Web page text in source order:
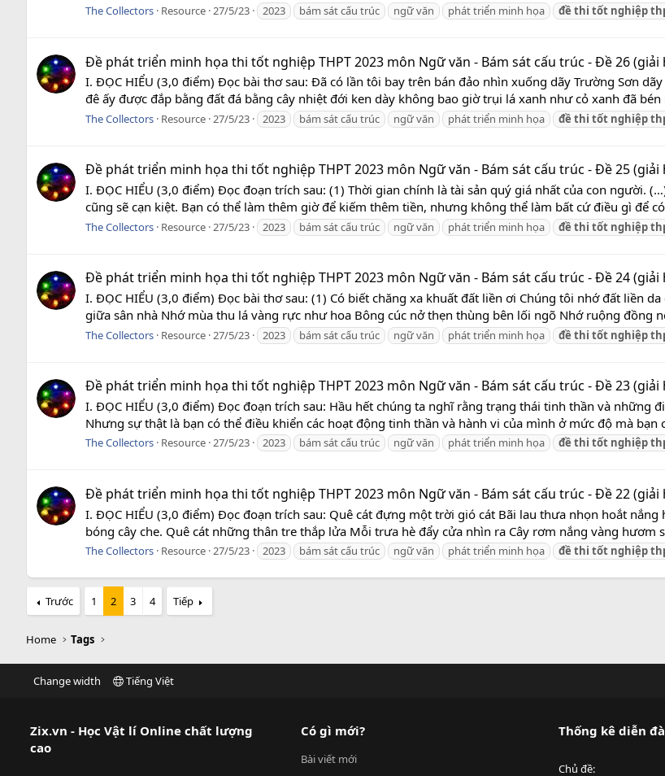
The Collectors Resource 27/5/23 2023 bám sát cấu trúc ngữ văn phát triển minh họa đề thi tốt nghiệp
Đề phát triển minh họa thi tốt nghiệp THPT 2023 môn Ngữ văn - Bám sát cấu trúc - Đề 26 (giải
I. ĐỌC HIỂU (3,0 điểm) Đọc bài thơ sau: Đã có lần tôi bay trên bán đảo nhìn xuống dãy Trường Sơn
đê ấy được đắp bằng đất đá bằng cây nhiệt đới ken dày không bao giờ trụi lá xanh như cỏ xanh đã
The Collectors Resource 27/5/23 2023 bám sát cấu trúc ngữ văn phát triển minh họa đề thi tốt nghiệp
Đề phát triển minh họa thi tốt nghiệp THPT 2023 môn Ngữ văn - Bám sát cấu trúc - Đề 25 (giải
I. ĐỌC HIỂU (3,0 điểm) Đọc đoạn trích sau: (1) Thời gian chính là tài sản quý giá nhất của con người.
cũng sẽ cạn kiệt. Bạn có thể làm thêm giờ để kiếm thêm tiền, nhưng không thể làm bất cứ điều gì để
The Collectors Resource 27/5/23 2023 bám sát cấu trúc ngữ văn phát triển minh họa đề thi tốt nghiệp
Đề phát triển minh họa thi tốt nghiệp THPT 2023 môn Ngữ văn - Bám sát cấu trúc - Đề 24 (giải
I. ĐỌC HIỂU (3,0 điểm) Đọc bài thơ sau: (1) Có biết chăng xa khuất đất liền ơi Chúng tôi nhớ đất liền
giữa sân nhà Nhớ mùa thu lá vàng rực như hoa Bông cúc nở thẹn thùng bên lối ngõ Nhớ ruộng đồng
The Collectors Resource 27/5/23 2023 bám sát cấu trúc ngữ văn phát triển minh họa đề thi tốt nghiệp
Đề phát triển minh họa thi tốt nghiệp THPT 2023 môn Ngữ văn - Bám sát cấu trúc - Đề 23 (giải
I. ĐỌC HIỂU (3,0 điểm) Đọc đoạn trích sau: Hầu hết chúng ta nghĩ rằng trạng thái tinh thần và
Nhưng sự thật là bạn có thể điều khiển các hoạt động tinh thần và hành vi của mình ở mức độ mà
The Collectors Resource 27/5/23 2023 bám sát cấu trúc ngữ văn phát triển minh họa đề thi tốt nghiệp
Đề phát triển minh họa thi tốt nghiệp THPT 2023 môn Ngữ văn - Bám sát cấu trúc - Đề 22 (giải
I. ĐỌC HIỂU (3,0 điểm) Đọc đoạn trích sau: Quê cát đựng một trời gió cát Bãi lau thưa nhọn hoắt
bóng cây che. Quê cát những thân tre thắp lửa Mỗi trưa hè đẩy cửa nhìn ra Cây rơm nắng vàng hươm
The Collectors Resource 27/5/23 2023 bám sát cấu trúc ngữ văn phát triển minh họa đề thi tốt nghiệp
Trước 1 2 3 4 Tiếp
Home Tags
Change width Tiếng Việt
Zix.vn - Học Vật lí Online chất lượng
cao
Có gì mới?
Bài viết mới
Thống kê diễn
Chủ đề